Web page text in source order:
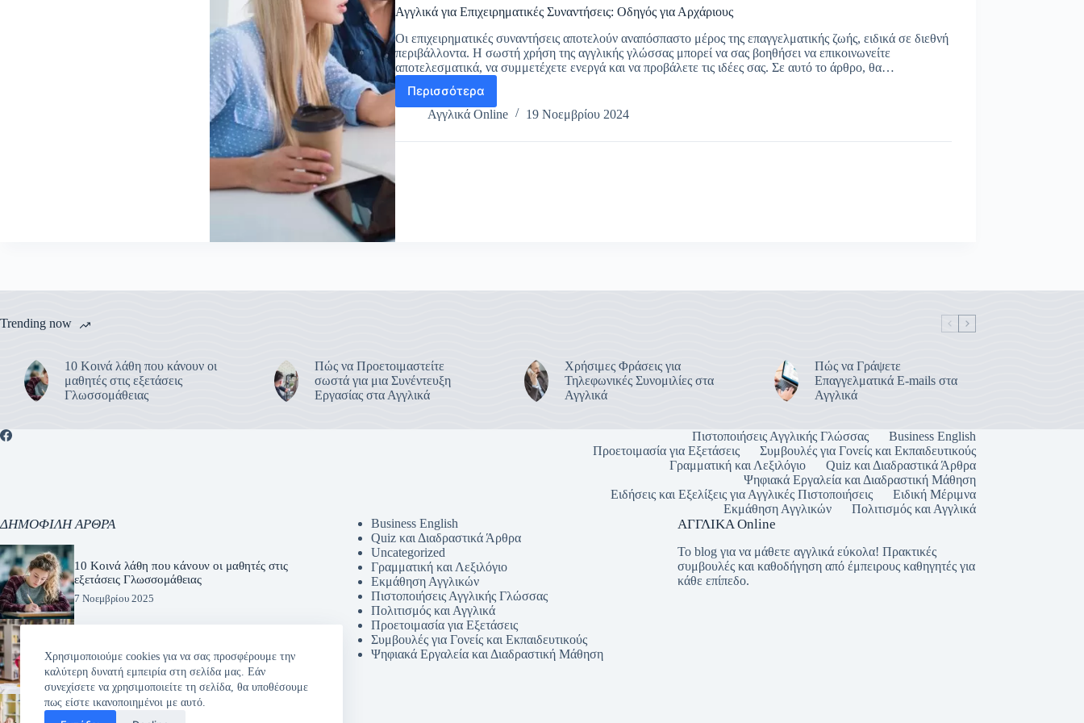
Χρησιμοποιούμε cookies για να σας προσφέρουμε την
καλύτερη δυνατή εμπειρία στη σελίδα μας. Εάν
συνεχίσετε να χρησιμοποιείτε τη σελίδα, θα υποθέσουμε
πως είστε ικανοποιημένοι με αυτό.
Αγγλικά για Επιχειρηματικές Συναντήσεις: Οδηγός για Αρχάριους
Οι επιχειρηματικές συναντήσεις αποτελούν αναπόσπαστο μέρος της επαγγελματικής ζωής, ειδικά σε διεθνή
περιβάλλοντα. Η σωστή χρήση της αγγλικής γλώσσας μπορεί να σας βοηθήσει να επικοινωνείτε
αποτελεσματικά, να συμμετέχετε ενεργά και να προβάλετε τις ιδέες σας. Σε αυτό το άρθρο, θα…
Περισσότερα
Αγγλικά
για
Συναντήσεις:
Αγγλικά Online 19 Νοεμβρίου 2024
Trending now
10 Κοινά λάθη που κάνουν οι
μαθητές στις εξετάσεις
Γλωσσομάθειας
Πώς να Προετοιμαστείτε
σωστά για μια Συνέντευξη
Εργασίας στα Αγγλικά
Χρήσιμες Φράσεις για
Τηλεφωνικές Συνομιλίες στα
Αγγλικά
Πώς να Γράψετε
Επαγγελματικά E-mails στα
Αγγλικά
Πιστοποιήσεις Αγγλικής Γλώσσας
Business English
Προετοιμασία για Εξετάσεις
Συμβουλές για Γονείς και Εκπαιδευτικούς
Γραμματική και Λεξιλόγιο
Quiz και Διαδραστικά Άρθρα
Ψηφιακά Εργαλεία και Διαδραστική Μάθηση
Ειδήσεις και Εξελίξεις για Αγγλικές Πιστοποιήσεις
Ειδική Μέριμνα
Εκμάθηση Αγγλικών
Πολιτισμός και Αγγλικά
ΔΗΜΟΦΙΛΗ ΑΡΘΡΑ
10 Κοινά λάθη που κάνουν οι μαθητές στις
εξετάσεις Γλωσσομάθειας
7 Νοεμβρίου 2025
in English lessons
7 Φεβρουαρίου 2025
Η Σημασία της Θετικής Ενίσχυσης στην
Business English
Quiz και Διαδραστικά Άρθρα
Uncategorized
Γραμματική και Λεξιλόγιο
Εκμάθηση Αγγλικών
Πιστοποιήσεις Αγγλικής Γλώσσας
Πολιτισμός και Αγγλικά
Προετοιμασία για Εξετάσεις
Συμβουλές για Γονείς και Εκπαιδευτικούς
Ψηφιακά Εργαλεία και Διαδραστική Μάθηση
ΑΓΓΛΙΚΑ Online
Το blog για να μάθετε αγγλικά εύκολα! Πρακτικές
συμβουλές και καθοδήγηση από έμπειρους καθηγητές για
κάθε επίπεδο.